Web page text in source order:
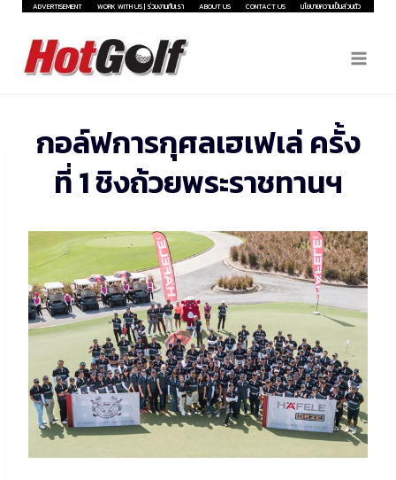
Skip
content
ADVERTISEMENT WORK WITH US | ร่วมงานกับเรา ABOUT US CONTACT US นโยบายความเป็นส่วนตัว
กอล์ฟการกุศลเฮเฟเล่ ครั้ง
ที่ 1 ชิงถ้วยพระราชทานฯ